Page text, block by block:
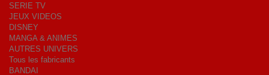
SERIE TV
JEUX VIDEOS
DISNEY
MANGA & ANIMES
AUTRES UNIVERS
Tous les fabricants
BANDAI